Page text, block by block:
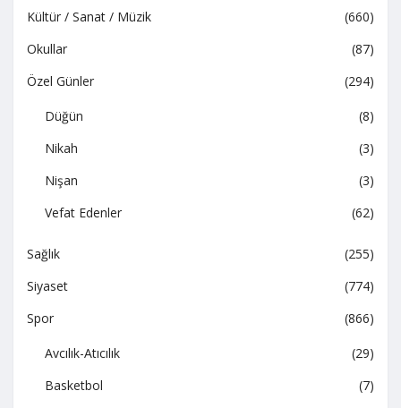
Kültür / Sanat / Müzik
(660)
Okullar
(87)
Özel Günler
(294)
Düğün
(8)
Nikah
(3)
Nişan
(3)
Vefat Edenler
(62)
Sağlık
(255)
Siyaset
(774)
Spor
(866)
Avcılık-Atıcılık
(29)
Basketbol
(7)